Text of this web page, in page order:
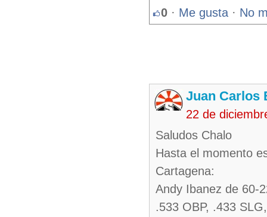
0 · Me gusta · No
Juan Carlos
22 de
Saludos Chalo
Hasta el momento
Cartagena:
Andy Ibanez de 60-
.533 OBP, .433